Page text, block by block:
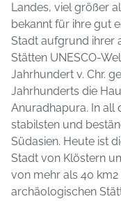
Landes, viel größer
bekannt für ihre gut
Stadt aufgrund ihrer
Stätten UNESCO-
Jahrhundert v. Chr.
Jahrhunderts die
Anuradhapura. In all
stabilsten und
Südasien. Heute ist
Stadt von Klöstern
von mehr als 40
archäologischen